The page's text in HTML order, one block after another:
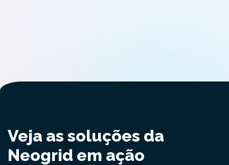
Veja as soluções da
Neogrid em ação